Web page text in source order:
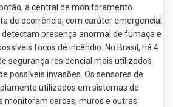
a central de monitoramento
de ocorrência, com caráter emergencial.
detectam presença anormal de fumaça e
focos de incêndio. No Brasil, há 4
segurança residencial mais utilizados
possíveis invasões. Os sensores de
utilizados em sistemas de
monitoram cercas, muros e outras